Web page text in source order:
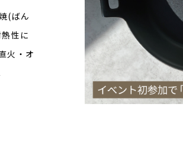
(ばん
性に
火・オ